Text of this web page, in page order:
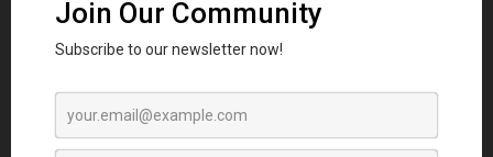
我与我的生意